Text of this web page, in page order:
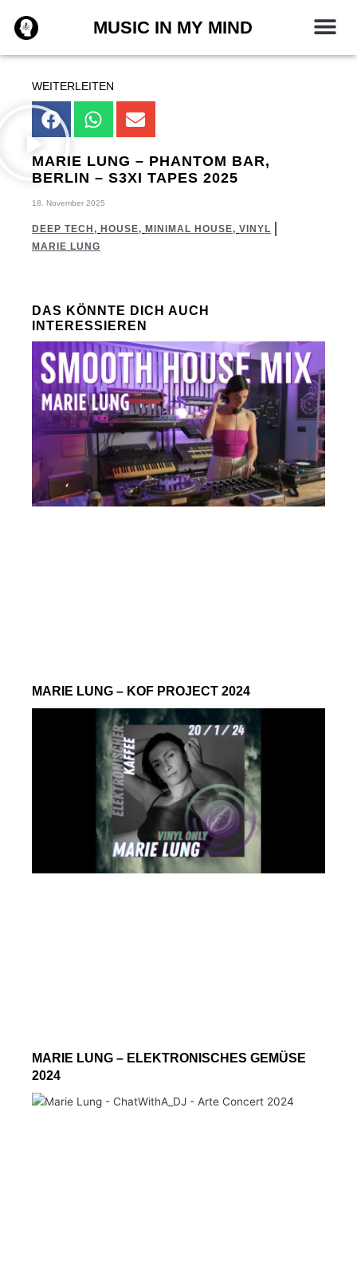
Inhalt
springen
MUSIC IN MY MIND
WEITERLEITEN
MARIE LUNG – PHANTOM BAR,
BERLIN – S3XI TAPES 2025
18. November 2025
DEEP TECH , HOUSE, MINIMAL HOUSE, VINYL
MARIE LUNG
DAS KÖNNTE DICH AUCH
INTERESSIEREN
MARIE LUNG – KOF PROJECT 2024
MARIE LUNG – ELEKTRONISCHES GEMÜSE
2024